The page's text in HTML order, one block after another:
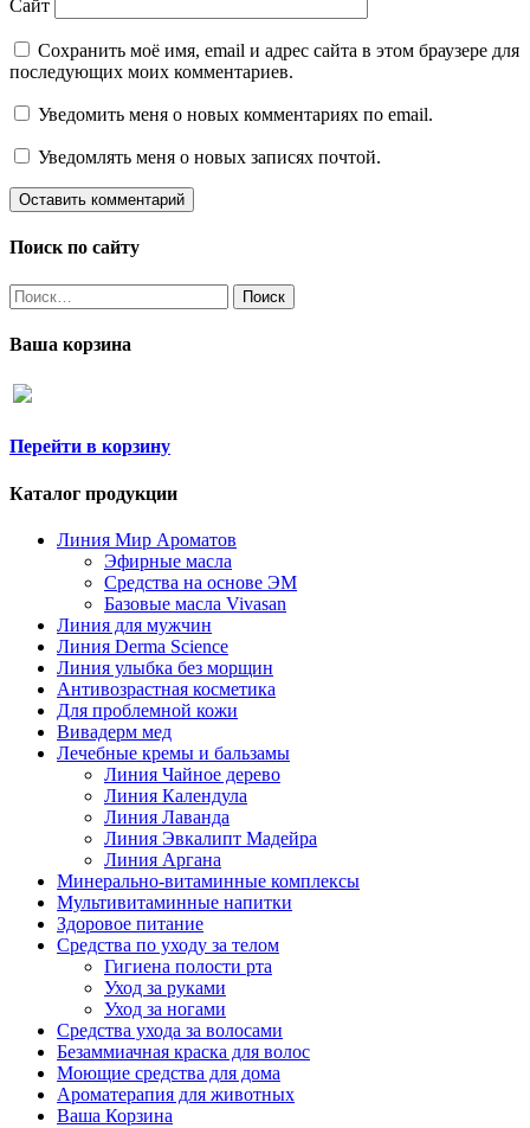
Сайт
Сохранить моё имя, email и адрес сайта в этом браузере для
последующих моих комментариев.
Уведомить меня о новых комментариях по email.
Уведомлять меня о новых записях почтой.
Поиск по сайту
Найти:
Ваша корзина
Перейти в корзину
Каталог продукции
Линия Мир Ароматов
Эфирные масла
Средства на основе ЭМ
Базовые масла Vivasan
Линия для мужчин
Линия Derma Science
Линия улыбка без морщин
Антивозрастная косметика
Для проблемной кожи
Вивадерм мед
Лечебные кремы и бальзамы
Линия Чайное дерево
Линия Календула
Линия Лаванда
Линия Эвкалипт Мадейра
Линия Аргана
Минерально-витаминные комплексы
Мультивитаминные напитки
Здоровое питание
Средства по уходу за телом
Гигиена полости рта
Уход за руками
Уход за ногами
Средства ухода за волосами
Безаммиачная краска для волос
Моющие средства для дома
Ароматерапия для животных
Ваша Корзина